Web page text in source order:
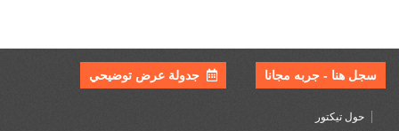
سجل هنا - جربه مجانا جدولة عرض توضيحي
حول تيكتور